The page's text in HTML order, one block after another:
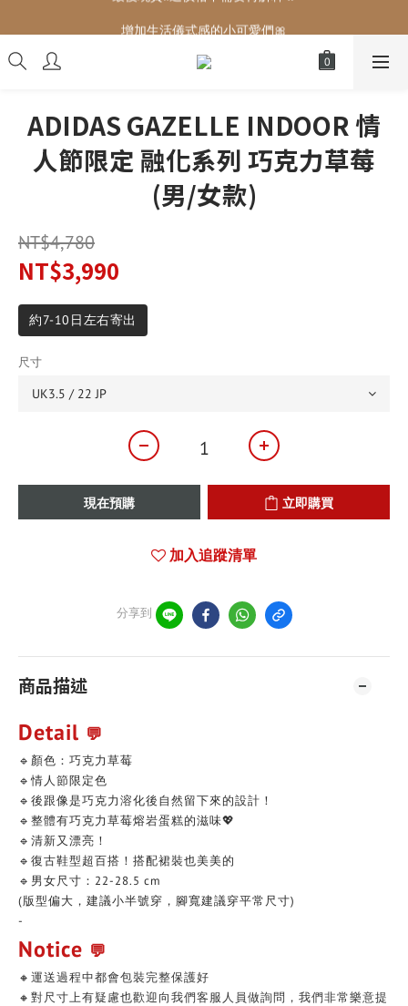
增加生活儀式感的小可愛們🎀
ADIDAS GAZELLE INDOOR 情
人節限定 融化系列 巧克力草莓
(男/女款)
NT$4,780
NT$3,990
約7-10日左右寄出
尺寸
現在預購 立即購買
加入追蹤清單
分享到
商品描述
Detail 💬
🔹顏色：巧克力草莓
🔹情人節限定色
🔹後跟像是巧克力溶化後自然留下來的設計！
🔹整體有巧克力草莓熔岩蛋糕的滋味💖
🔹清新又漂亮！
🔹復古鞋型超百搭！搭配裙裝也美美的
🔹男女尺寸：22-28.5 cm
(版型偏大，建議小半號穿，腳寬建議穿平常尺寸)
-
Notice 💬
🔸運送過程中都會包裝完整保護好
🔸對尺寸上有疑慮也歡迎向我們客服人員做詢問，我們非常樂意提